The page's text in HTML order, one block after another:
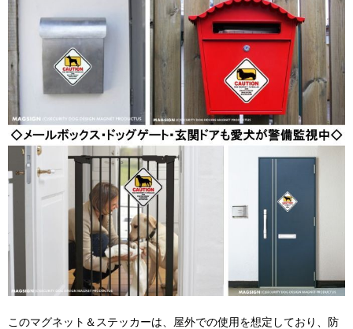
このマグネット＆ステッカーは、屋外での使用を想定しており、防